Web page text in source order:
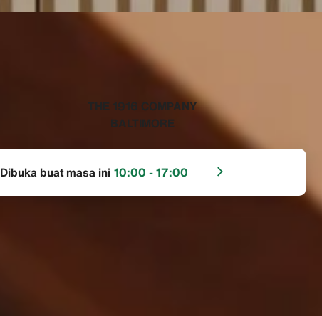
‭THE 1916 COMPANY
BALTIMORE‬
Dibuka buat masa ini 10:00 - 17:00